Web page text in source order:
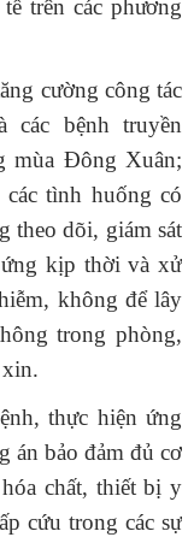
trên các phương
cường công tác
các bệnh truyền
mùa Đông Xuân;
tình huống có
theo dõi, giám sát
ứng kịp thời và xử
không để lây
trong phòng,
thực hiện ứng
án bảo đảm đủ cơ
chất, thiết bị y
cứu trong các sự